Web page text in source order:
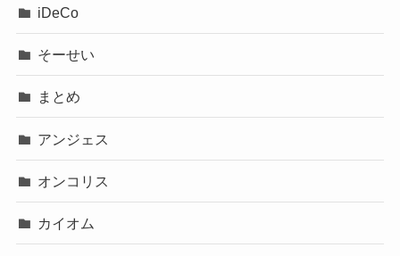
iDeCo
そーせい
まとめ
アンジェス
オンコリス
カイオム